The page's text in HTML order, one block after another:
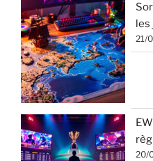
21/
20/